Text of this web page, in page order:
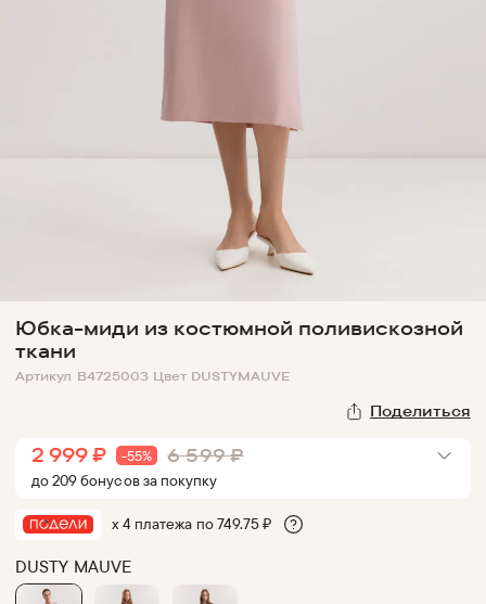
Юбка-миди из костюмной поливискозной
ткани
Артикул B4725003 Цвет DUSTYMAUVE
Поделиться
2 999 ₽ -55% 6 599 ₽
до209бонусовза покупку
х 4 платежа по749.75₽
DUSTY MAUVE